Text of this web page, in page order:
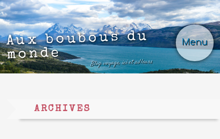
Menu
Aux boubous du
monde
Blog voyage, ici et ailleurs
ARCHIVES